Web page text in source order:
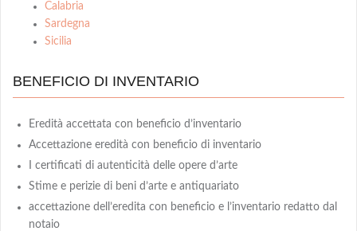
Calabria
Sardegna
Sicilia
BENEFICIO DI INVENTARIO
Eredità accettata con beneficio d’inventario
Accettazione eredità con beneficio di inventario
I certificati di autenticità delle opere d’arte
Stime e perizie di beni d’arte e antiquariato
accettazione dell’eredita con beneficio e l’inventario redatto dal
notaio